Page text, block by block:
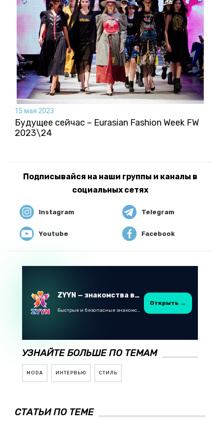
15 мая 2023
Будущее сейчас – Eurasian Fashion Week FW
2023\24
Подписывайся на наши группы и каналы в
социальных сетях
Instagram Telegram
Youtube Facebook
ZYYN — знакомства в Казахстане
Быстрые и безопасные знакомства в Telegram
Открыть →
УЗНАЙТЕ БОЛЬШЕ ПО ТЕМАМ
MODA ИНТЕРВЬЮ СТИЛЬ
СТАТЬИ ПО ТЕМЕ